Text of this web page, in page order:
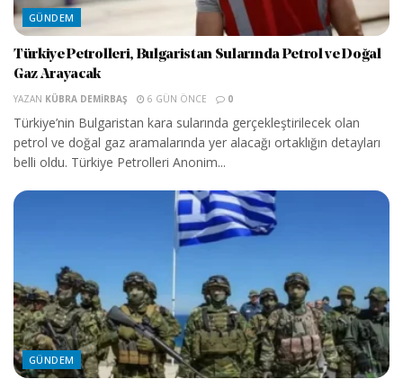
GÜNDEM
Türkiye Petrolleri, Bulgaristan Sularında Petrol ve Doğal
Gaz Arayacak
YAZAN KÜBRA DEMIRBAŞ 6 GÜN ÖNCE 0
Türkiye’nin Bulgaristan kara sularında gerçekleştirilecek olan
petrol ve doğal gaz aramalarında yer alacağı ortaklığın detayları
belli oldu. Türkiye Petrolleri Anonim...
GÜNDEM